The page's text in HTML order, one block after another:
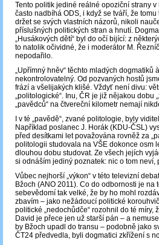
Tento politik jediné reálné opoziční strany
často nadbíhá ODS, i když se tváří, že
držet se svých vlastních názorů, nikoli
příslušných politických stran a hnutí.
„Husákových dětí“ byl do očí bijící: z
to natolik očividné, že i moderátor M.
nepodařilo.
„Upřímný hněv“ těchto mladých
nekontrolovatelný. Od pozvaných hostů
frází a všelijakých klišé. Vždyť není divu:
„politologické“. Inu, ČR je již nějakou dobu
„pavědců“ na čtvereční kilometr nemají
I v té „pavědě“, zvané politologie, byly
Například poslanec J. Horák (KDU-ČSL)
před desítkami let považována rovněž za
politologii studovala na VŠE dokonce osm
dlouhou dobu studovat. Ze všech jejích
si odnáším jediný poznatek: nic o tom neví,
Vůbec nejhorší „výkon“ v této televizní
Bžoch (ANO 2011). Co do odbornosti je
sebevědomí tak velké, že by ho mohl
zbavím – jako nežádoucí politické
politické „nedochůdče“ rozohnil do té
David je přece jen už starší pán – a
by Bžoch upadl do transu – podobně jako
ČT24 předvedla, byli dogmatici zkřížení s